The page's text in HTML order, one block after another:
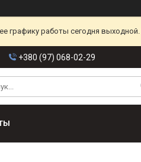
работы сегодня
+380 (97) 068-02-29